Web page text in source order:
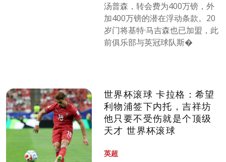
汤普森，转会费为400万镑，外
加400万镑的潜在浮动条款。20
岁门将基特·马吉森也已加盟，此
前俱乐部与英冠球队斯�
世界杯滚球 卡拉格：希望
利物浦签下内托，吉祥坊
他只要不受伤就是个顶级
天才 世界杯滚球
英超